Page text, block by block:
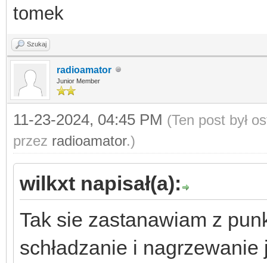
tomek
Szukaj
radioamator
Junior Member
11-23-2024, 04:45 PM (Ten post był
przez radioamator.)
wilkxt napisał(a):
Tak sie zastanawiam z
schładzanie i